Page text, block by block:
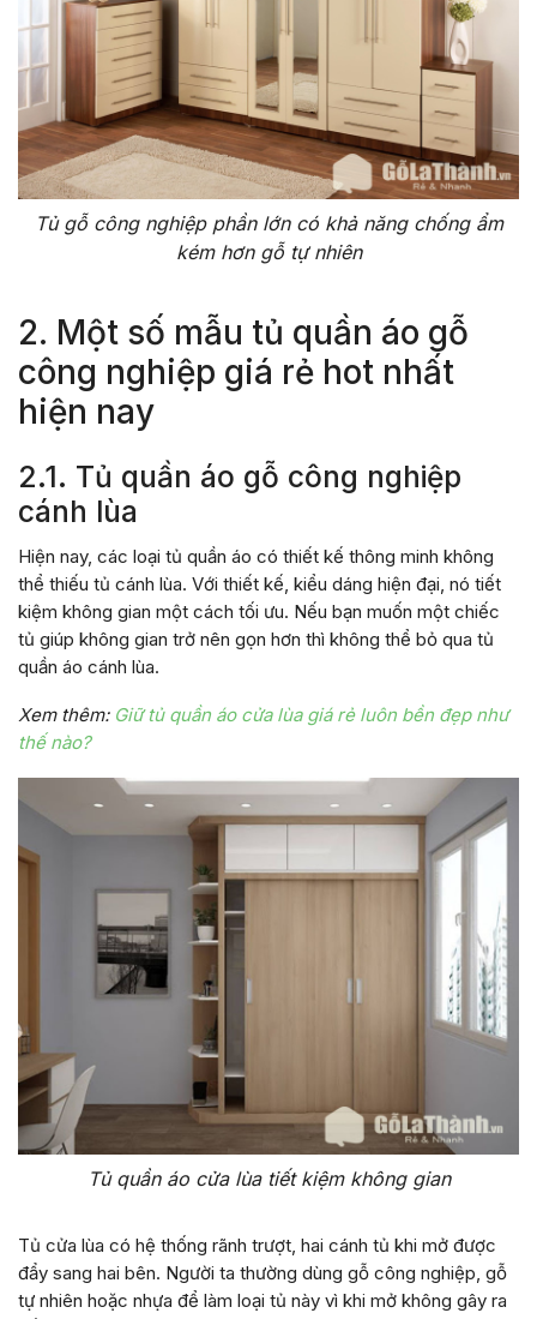
Tủ gỗ công nghiệp phần lớn có khả năng chống ẩm
kém hơn gỗ tự nhiên
2. Một số mẫu tủ quần áo gỗ
công nghiệp giá rẻ hot nhất
hiện nay
2.1. Tủ quần áo gỗ công nghiệp
cánh lùa
Hiện nay, các loại tủ quần áo có thiết kế thông minh không
thể thiếu tủ cánh lùa. Với thiết kế, kiểu dáng hiện đại, nó tiết
kiệm không gian một cách tối ưu. Nếu bạn muốn một chiếc
tủ giúp không gian trở nên gọn hơn thì không thể bỏ qua tủ
quần áo cánh lùa.
Xem thêm: Giữ tủ quần áo cửa lùa giá rẻ luôn bền đẹp như
thế nào?
Tủ quần áo cửa lùa tiết kiệm không gian
Tủ cửa lùa có hệ thống rãnh trượt, hai cánh tủ khi mở được
đẩy sang hai bên. Người ta thường dùng gỗ công nghiệp, gỗ
tự nhiên hoặc nhựa để làm loại tủ này vì khi mở không gây ra